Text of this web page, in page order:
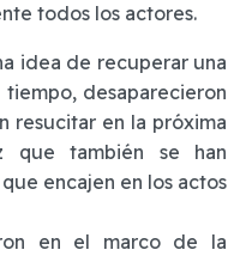
todos los actores.
idea de recuperar una
desaparecieron
resucitar en la próxima
que también se han
encajen en los actos
en el marco de la